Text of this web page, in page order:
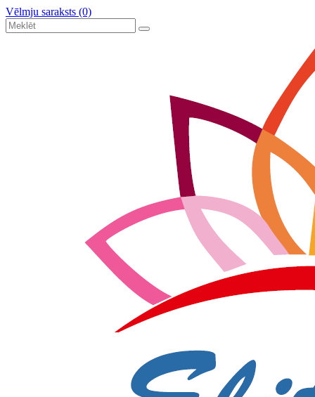
Vēlmju saraksts (0)